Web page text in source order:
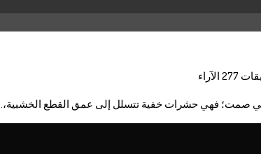
277 الآراء
صمت؛ فهي حشرات خفية تتسلل إلى عمق القطع الخشبية،...